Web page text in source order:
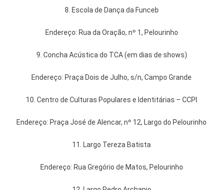
8. Escola de Dança da Funceb
Endereço: Rua da Oração, nº 1, Pelourinho
9. Concha Acústica do TCA (em dias de shows)
Endereço: Praça Dois de Julho, s/n, Campo Grande
10. Centro de Culturas Populares e Identitárias – CCPI
Endereço: Praça José de Alencar, nº 12, Largo do Pelourinho
11. Largo Tereza Batista
Endereço: Rua Gregório de Matos, Pelourinho